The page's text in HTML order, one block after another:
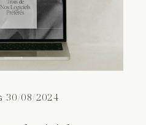
30/08/2024